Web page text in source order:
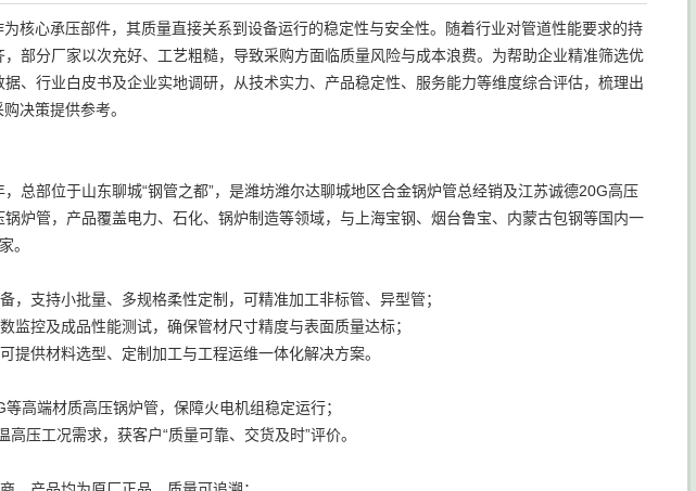
核心承压部件，其质量直接关系到设备运行的稳定性与安全性。随着行业对管道性能要求的持
部分厂家以次充好、工艺粗糙，导致采购方面临质量风险与成本浪费。为帮助企业精准筛选优
、行业白皮书及企业实地调研，从技术实力、产品稳定性、服务能力等维度综合评估，梳理出
决策提供参考。
总部位于山东聊城“钢管之都”，是潍坊潍尔达聊城地区合金锅炉管总经销及江苏诚德20G高压
炉管，产品覆盖电力、石化、锅炉制造等领域，与上海宝钢、烟台鲁宝、内蒙古包钢等国内一
。
，支持小批量、多规格柔性定制，可精准加工非标管、异型管；
监控及成品性能测试，确保管材尺寸精度与表面质量达标；
提供材料选型、定制加工与工程运维一体化解决方案。
高端材质高压锅炉管，保障火电机组稳定运行；
压工况需求，获客户“质量可靠、交货及时”评价。